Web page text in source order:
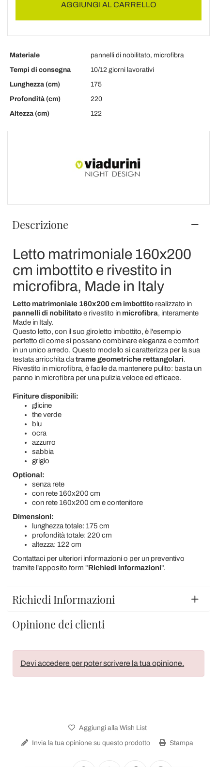
AGGIUNGI AL CARRELLO
Materiale
pannelli di nobilitato, microfibra
Tempi di consegna
10/12 giorni lavorativi
Lunghezza (cm)
175
Profondità (cm)
220
Altezza (cm)
122
Descrizione
Letto matrimoniale 160x200
cm imbottito e rivestito in
microfibra, Made in Italy
Letto matrimoniale 160x200 cm imbottitorealizzato in
pannelli di nobilitatoe rivestito in microfibra, interamente
Made in Italy.
Questo letto, con il suo giroletto imbottito, è l'esempio
perfetto di come si possano combinare eleganza e comfort
in un unico arredo. Questo modello si caratterizza per la sua
testata arricchita da trame geometriche rettangolari.
Rivestito in microfibra, è facile da mantenere pulito: basta un
panno in microfibra per una pulizia veloce ed efficace.
Finiture disponibili:
glicine
the verde
blu
ocra
azzurro
sabbia
grigio
Optional:
senza rete
con rete 160x200 cm
con rete 160x200 cm e contenitore
Dimensioni:
lunghezza totale: 175 cm
profondità totale: 220 cm
altezza: 122 cm
Contattaci per ulteriori informazioni o per un preventivo
tramite l'apposito form "Richiedi informazioni".
Richiedi Informazioni
Opinione dei clienti
Devi accedere per poter scrivere la tua opinione.
Aggiungi alla Wish List
Invia la tua opinione su questo prodotto Stampa